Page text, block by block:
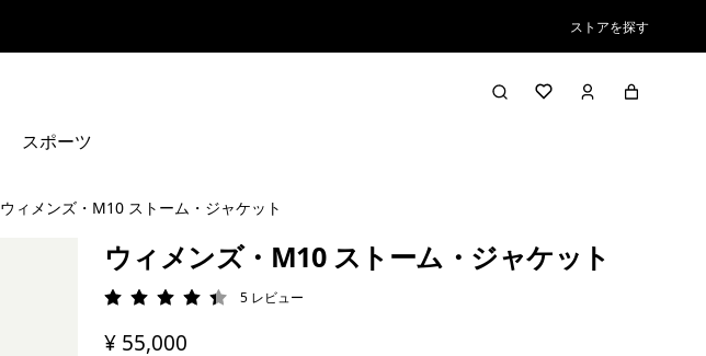
ストアを探す
スポーツ
ウィメンズ・M10 ストーム・ジャケット
ウィメンズ・M10 ストーム・ジャケット
評価: 4.4 / 5
5 レビュー
¥ 55,000